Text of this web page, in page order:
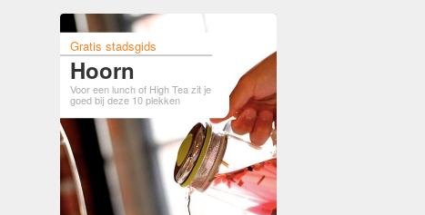
Gratis stadsgids
Hoorn
Voor een lunch of High Tea zit je
goed bij deze 10 plekken